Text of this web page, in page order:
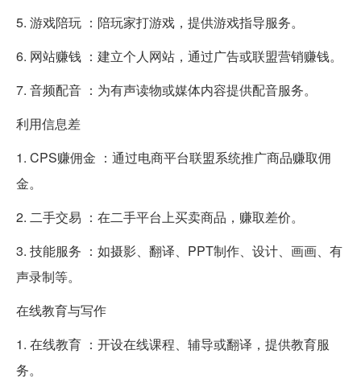
5. 游戏陪玩 ：陪玩家打游戏，提供游戏指导服务。
6. 网站赚钱 ：建立个人网站，通过广告或联盟营销赚钱。
7. 音频配音 ：为有声读物或媒体内容提供配音服务。
利用信息差
1. CPS赚佣金 ：通过电商平台联盟系统推广商品赚取佣
金。
2. 二手交易 ：在二手平台上买卖商品，赚取差价。
3. 技能服务 ：如摄影、翻译、PPT制作、设计、画画、有
声录制等。
在线教育与写作
1. 在线教育 ：开设在线课程、辅导或翻译，提供教育服
务。